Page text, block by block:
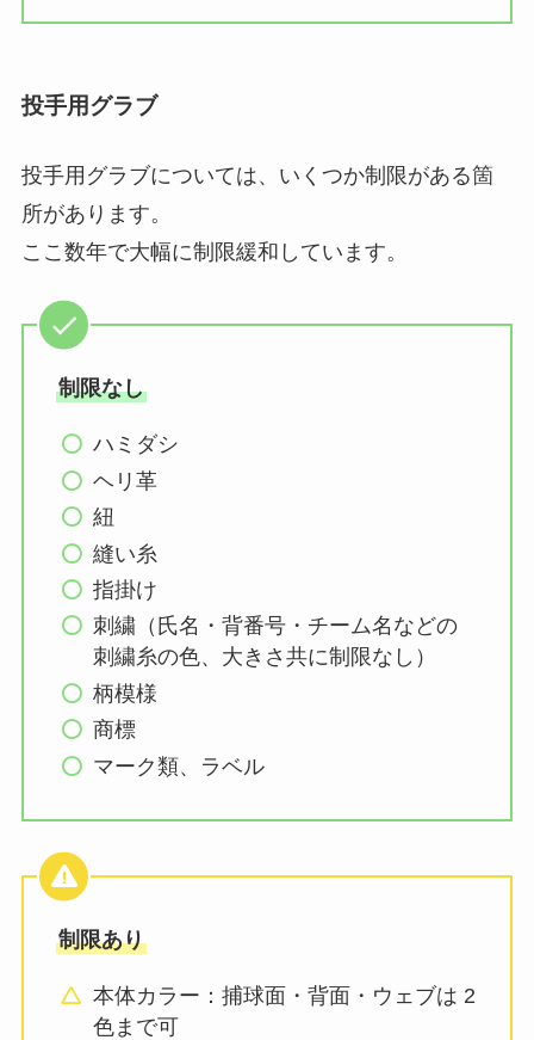
投手用グラブ
投手用グラブについては、いくつか制限がある箇
所があります。
ここ数年で大幅に制限緩和しています。
制限なし
ハミダシ
ヘリ革
紐
縫い糸
指掛け
刺繍（氏名・背番号・チーム名などの
刺繍糸の色、大きさ共に制限なし）
柄模様
商標
マーク類、ラベル
制限あり
本体カラー：捕球面・背面・ウェブは 2
色まで可